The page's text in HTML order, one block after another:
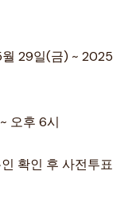
29일(금) ~ 2025
오후 6시
확인 후 사전투표